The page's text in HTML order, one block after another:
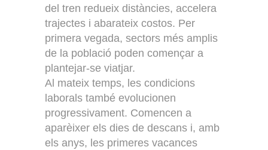
del tren redueix distàncies, accelera
trajectes i abarateix costos. Per
primera vegada, sectors més amplis
de la població poden començar a
plantejar-se viatjar.
Al mateix temps, les condicions
laborals també evolucionen
progressivament. Comencen a
aparèixer els dies de descans i, amb
els anys, les primeres vacances